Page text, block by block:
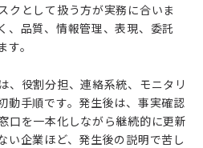
クとして扱う方が実務に合いま
、品質、情報管理、表現、委託
。
、役割分担、連絡系統、モニタリ
動手順です。発生後は、事実確認
口を一本化しながら継続的に更新
い企業ほど、発生後の説明で苦し